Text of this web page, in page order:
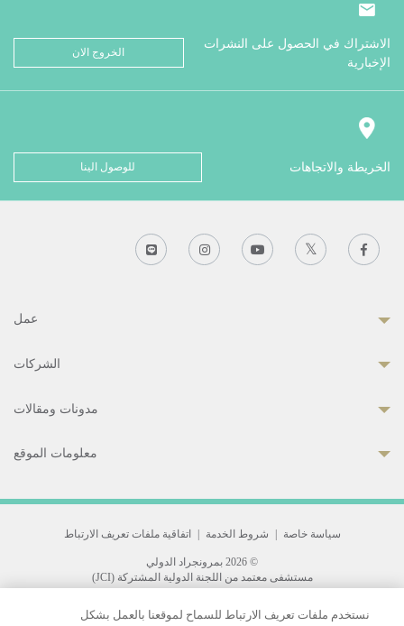
الاشتراك في الحصول على النشرات
الإخبارية
الخروج الان
الخريطة والاتجاهات للوصول الينا
عمل
الشركات
مدونات ومقالات
معلومات الموقع
سياسة خاصة شروط الخدمة اتفاقية ملفات تعريف الارتباط
© 2026 بمرونجراد الدولي
مستشفى معتمد من اللجنة الدولية المشتركة (JCI)
33 Sukhumvit 3, Wattana, Bangkok 10110 Thailand.
نستخدم ملفات تعريف الارتباط للسماح لموقعنا بالعمل بشكل